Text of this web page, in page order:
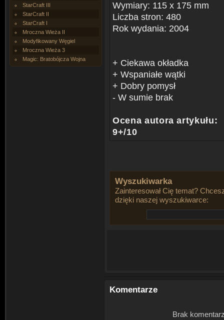
StarCraft III
StarCraft II
StarCraft I
Mroczna Wieża II
Modyfikowany Węgiel
Mroczna Wieża 3
Magic: Bratobójcza Wojna
Wymiary: 115 x 175 mm
Liczba stron: 480
Rok wydania: 2004
+ Ciekawa okładka
+ Wspaniałe wątki
+ Dobry pomysł
- W sumie brak
Ocena autora artykułu:
9+/10
Wyszukiwarka
Zainteresował Cię temat?
dzięki naszej wyszukiwarce:
Komentarze
Brak